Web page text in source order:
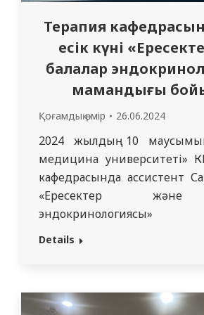
Терапия
есік күні
балалар
мамандығы
Қоғамдық өмір 26.06.2024
2024 жылдың 10
медицина университеті»
кафедрасында ассистент
«Ересектер және
эндокринологиясы»
бойынша интернатура
қалаларындағы
Details